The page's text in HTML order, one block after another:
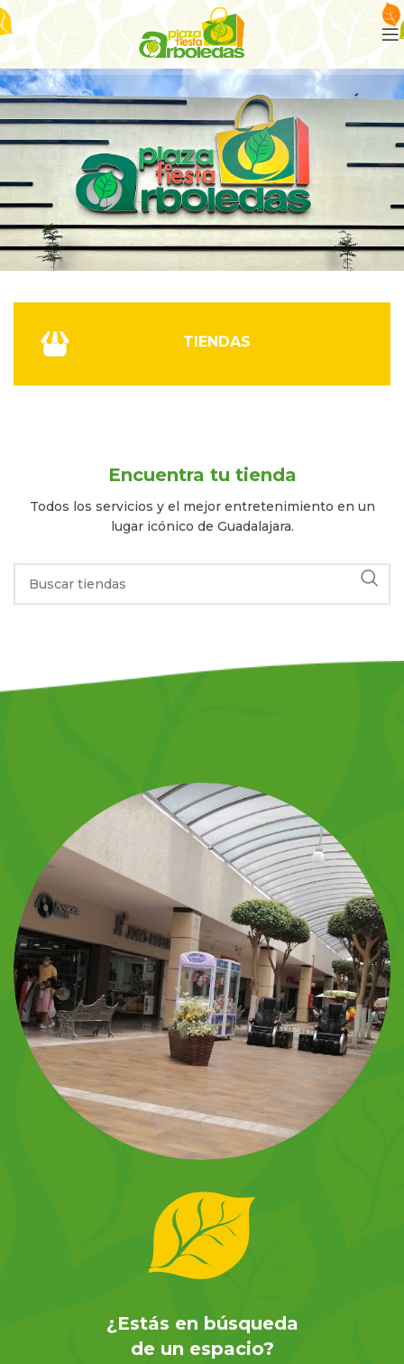
TIENDAS
Encuentra tu tienda
Todos los servicios y el mejor entretenimiento en un
lugar icónico de Guadalajara.
¿Estás en búsqueda
de un espacio?